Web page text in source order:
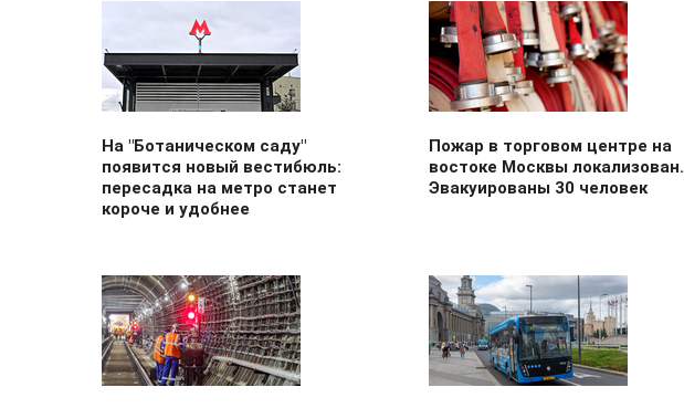
На "Ботаническом саду"
появится новый вестибюль:
пересадка на метро станет
короче и удобнее
Пожар в торговом центре на
востоке Москвы локализован.
Эвакуированы 30 человек